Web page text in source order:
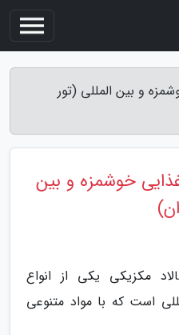
و بین المللی (تور
خوشمزه و بین
مکزیکی یکی از انواع
است که با مواد متنوعی